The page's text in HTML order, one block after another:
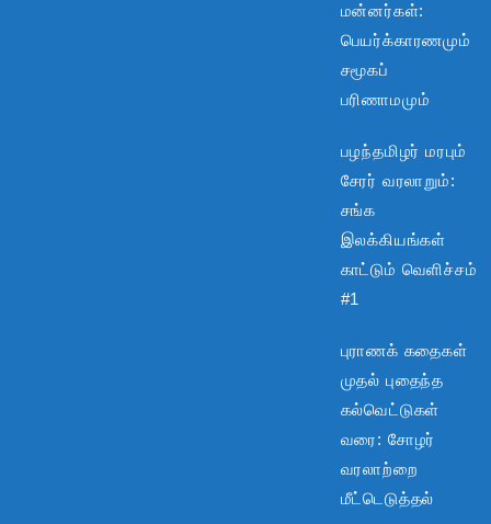
மன்னர்கள்:
பெயர்க்காரணமும்
சமூகப்
பரிணாமமும்
பழந்தமிழர் மரபும்
சேரர் வரலாறும்:
சங்க
இலக்கியங்கள்
காட்டும் வெளிச்சம்
#1
புராணக் கதைகள்
முதல் புதைந்த
கல்வெட்டுகள்
வரை: சோழர்
வரலாற்றை
மீட்டெடுத்தல்